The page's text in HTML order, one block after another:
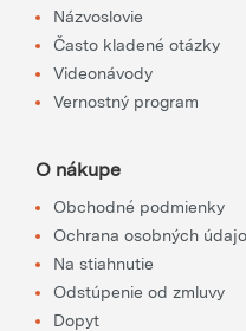
Názvoslovie
Často kladené otázky
Videonávody
Vernostný program
O nákupe
Obchodné podmienky
Ochrana osobných
Na stiahnutie
Odstúpenie od zmluvy
Dopyt